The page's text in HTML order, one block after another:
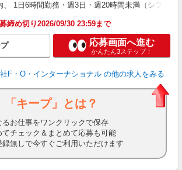
、 1日6時間勤務・週3日・週20時間未満（シフ
締め切り2026/09/30 23:59まで
応募画面へ進む
かんたん3ステップ！
F・O・インターナショナル の他の求人をみる
「キープ」とは？
るお仕事をワンクリックで保存
てチェック＆まとめて応募も可能
録無しで今すぐご利用いただけます